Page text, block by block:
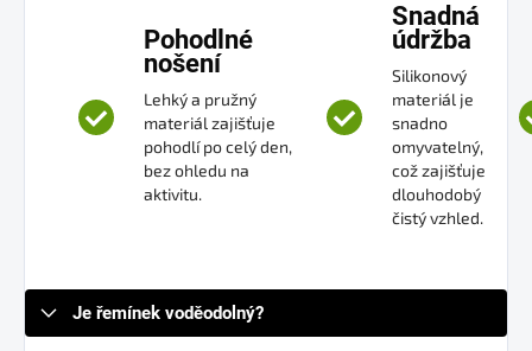
Pohodlné
nošení
Lehký a pružný
materiál zajišťuje
pohodlí po celý den,
bez ohledu na
aktivitu.
Snadná
údržba
Silikonový
materiál je
snadno
omyvatelný,
což zajišťuje
dlouhodobý
čistý vzhled.
Je řemínek voděodolný?